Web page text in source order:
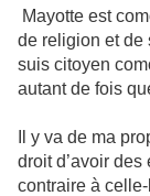
Mayotte est
de religion et de
suis citoyen
autant de fois
Il y va de ma
droit d’avoir des
contraire à